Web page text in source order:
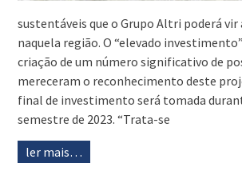
sustentáveis que o Grupo Altri poderá vir
naquela região. O “elevado
criação de um número significativo de
mereceram o reconhecimento deste
final de investimento será tomada
semestre de 2023. “Trata-se
ler mais…